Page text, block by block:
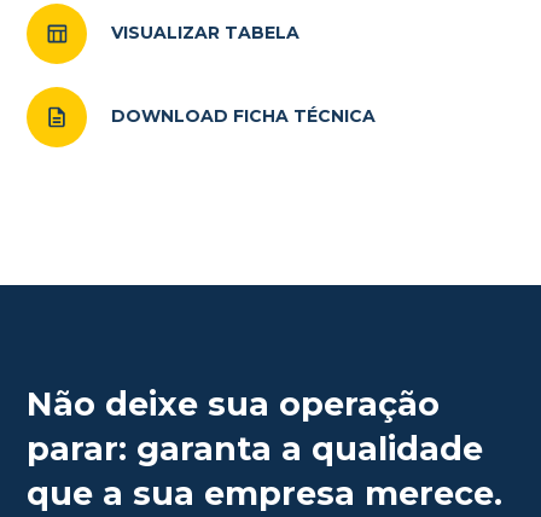
VISUALIZAR TABELA
DOWNLOAD FICHA TÉCNICA
Não deixe sua operação
parar: garanta a qualidade
que a sua empresa merece.